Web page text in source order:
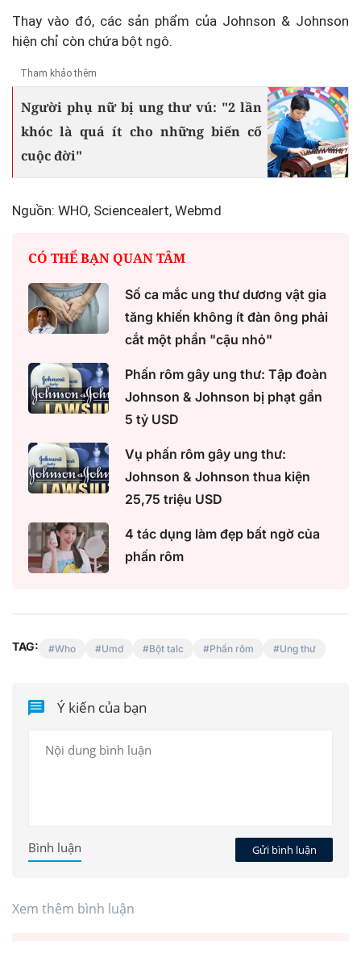
Thay vào đó, các sản phẩm của Johnson & Johnson
hiện chỉ còn chứa bột ngô.
Tham khảo thêm
Người phụ nữ bị ung thư vú: "2 lần
khóc là quá ít cho những biến cố
cuộc đời"
Nguồn: WHO, Sciencealert, Webmd
CÓ THỂ BẠN QUAN TÂM
Số ca mắc ung thư dương vật gia
tăng khiến không ít đàn ông phải
cắt một phần "cậu nhỏ"
Phấn rôm gây ung thư: Tập đoàn
Johnson & Johnson bị phạt gần
5 tỷ USD
Vụ phấn rôm gây ung thư:
Johnson & Johnson thua kiện
25,75 triệu USD
4 tác dụng làm đẹp bất ngờ của
phấn rôm
TAG: Who Umd Bột talc Phấn rôm Ung thư
Ý kiến của bạn
Gửi bình luận
Bình luận
Xem thêm bình luận